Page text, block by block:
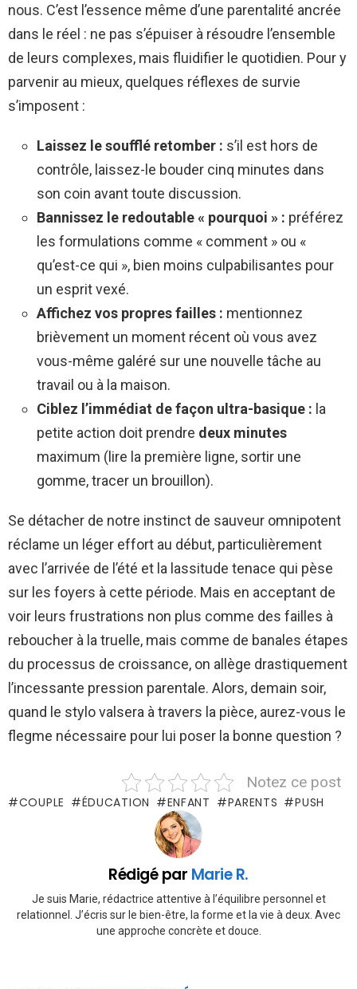
nous. C’est l’essence même d’une parentalité ancrée
dans le réel : ne pas s’épuiser à résoudre l’ensemble
de leurs complexes, mais fluidifier le quotidien. Pour y
parvenir au mieux, quelques réflexes de survie
s’imposent :
Laissez le soufflé retomber : s’il est hors de
contrôle, laissez-le bouder cinq minutes dans
son coin avant toute discussion.
Bannissez le redoutable « pourquoi » : préférez
les formulations comme « comment » ou «
qu’est-ce qui », bien moins culpabilisantes pour
un esprit vexé.
Affichez vos propres failles : mentionnez
brièvement un moment récent où vous avez
vous-même galéré sur une nouvelle tâche au
travail ou à la maison.
Ciblez l’immédiat de façon ultra-basique : la
petite action doit prendre deux minutes
maximum (lire la première ligne, sortir une
gomme, tracer un brouillon).
Se détacher de notre instinct de sauveur omnipotent
réclame un léger effort au début, particulièrement
avec l’arrivée de l’été et la lassitude tenace qui pèse
sur les foyers à cette période. Mais en acceptant de
voir leurs frustrations non plus comme des failles à
reboucher à la truelle, mais comme de banales étapes
du processus de croissance, on allège drastiquement
l’incessante pression parentale. Alors, demain soir,
quand le stylo valsera à travers la pièce, aurez-vous le
flegme nécessaire pour lui poser la bonne question ?
Notez ce post
COUPLE ÉDUCATION ENFANT PARENTS PUSH
Rédigé par Marie R.
Je suis Marie, rédactrice attentive à l’équilibre personnel et
relationnel. J’écris sur le bien-être, la forme et la vie à deux. Avec
une approche concrète et douce.